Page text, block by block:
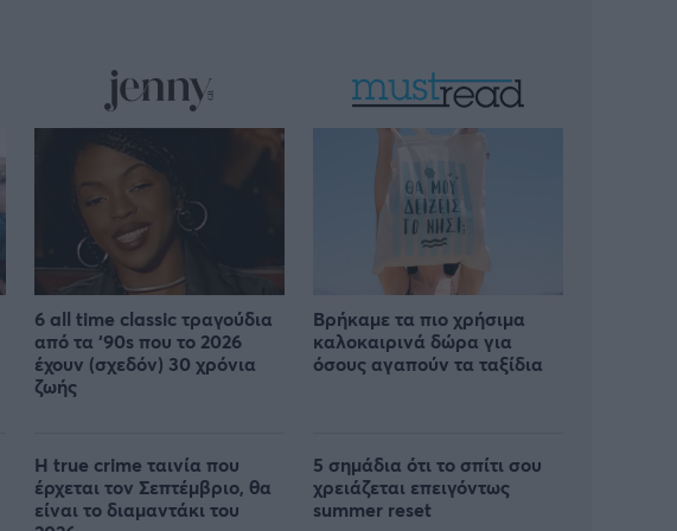
6 all time classic τραγούδια
από τα ‘90s που το 2026
έχουν (σχεδόν) 30 χρόνια
ζωής
Η true crime ταινία που
έρχεται τον Σεπτέμβριο, θα
είναι το διαμαντάκι του
Βρήκαμε τα πιο χρήσιμα
καλοκαιρινά δώρα για
όσους αγαπούν τα ταξίδια
5 σημάδια ότι το σπίτι σου
χρειάζεται επειγόντως
summer reset